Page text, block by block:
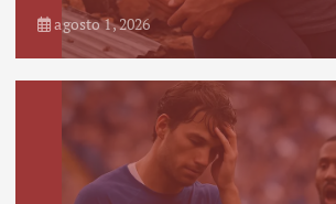
agosto 1, 2026